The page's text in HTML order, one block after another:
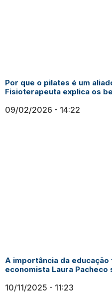
Por que o pilates é um
Fisioterapeuta explica os
09/02/2026 14:22
A importância da
economista Laura Pacheco
10/11/2025 11:23